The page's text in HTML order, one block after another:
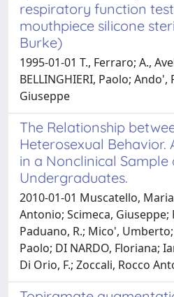
respiratory function
mouthpiece silicone
Burke)
1995-01-01 T., Ferraro; A.,
BELLINGHIERI, Paolo;
Giuseppe
The Relationship
Heterosexual Behavior.
in a Nonclinical
Undergraduates.
2010-01-01 Muscatello,
Antonio; Scimeca,
Paduano, R.; Mico', Umberto;
Paolo; DI NARDO, Floriana;
Di Orio, F.; Zoccali, Rocco